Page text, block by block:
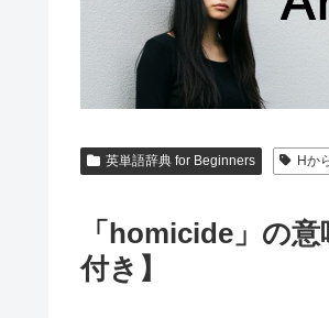
英単語辞典 for Beginners Hか
「homicide」の
付き】